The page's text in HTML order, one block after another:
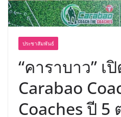
ประชาสัมพันธ์
“คาราบาว” เ
Carabao
Coaches ปี 5